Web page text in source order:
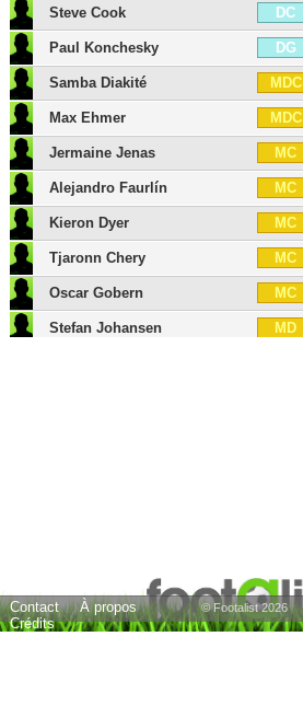
Steve Cook DC
Paul Konchesky DG
Samba Diakité MDC
Max Ehmer MDC
Jermaine Jenas MC
Alejandro Faurlín MC
Kieron Dyer MC
Tjaronn Chery MC
Oscar Gobern MC
Stefan Johansen MD
Contact
À propos
Crédits
© Footalist 2026